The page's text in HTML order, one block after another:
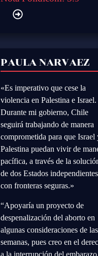
PAULA NARVAEZ
«Es imperativo que cese la
violencia en Palestina e Israel.
Durante mi gobierno, Chile
seguirá trabajando de manera
comprometida para que Israel
Palestina puedan vivir de
pacífica, a través de la
de dos Estados independientes
con fronteras seguras.»
“Apoyaría un proyecto de
despenalización del aborto en
algunas consideraciones de las
semanas, pues creo en el
a la interrupción del